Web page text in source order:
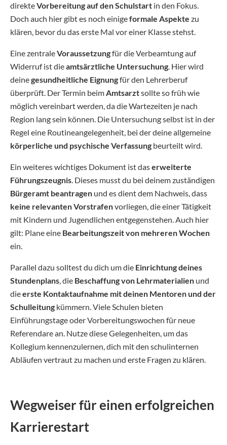
direkteVorbereitung auf den Schulstart in den Fokus.
Doch auch hier gibt es noch einigeformale Aspekte zu
klären, bevor du das erste Mal vor einer Klasse stehst.
Eine zentraleVoraussetzungfür die Verbeamtung auf
Widerruf ist dieamtsärztliche Untersuchung. Hier wird
deinegesundheitliche Eignungfür den Lehrerberuf
überprüft. Der Termin beimAmtsarztsollte so früh wie
möglich vereinbart werden, da die Wartezeiten je nach
Region lang sein können. Die Untersuchung selbst ist in der
Regel eine Routineangelegenheit, bei der deine allgemeine
körperliche und psychische Verfassung beurteilt wird.
Ein weiteres wichtiges Dokument ist daserweiterte
Führungszeugnis. Dieses musst du bei deinem zuständigen
Bürgeramt beantragen und es dient dem Nachweis, dass
keine relevanten Vorstrafenvorliegen, die einer Tätigkeit
mit Kindern und Jugendlichen entgegenstehen. Auch hier
gilt: Plane eine Bearbeitungszeit von mehreren Wochen
ein.
Parallel dazu solltest du dich um die Einrichtung deines
Stundenplans, die Beschaffung von Lehrmaterialien und
dieerste Kontaktaufnahme mit deinen Mentoren und der
Schulleitung kümmern. Viele Schulen bieten
Einführungstage oder Vorbereitungswochen für neue
Referendare an. Nutze diese Gelegenheiten, um das
Kollegium kennenzulernen, dich mit den schulinternen
Abläufen vertraut zu machen und erste Fragen zu klären.
Wegweiser für einen erfolgreichen
Karrierestart